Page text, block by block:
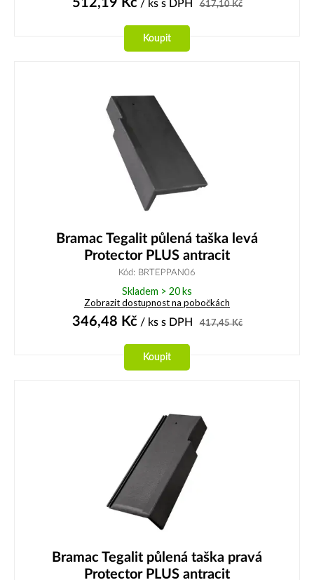
512,19 Kč/ ks s DPH 617,10Kč
Koupit
Bramac Tegalit půlená taška levá
Protector PLUS antracit
Kód: BRTEPPAN06
Skladem > 20 ks
Zobrazit dostupnost na pobočkách
346,48 Kč/ ks s DPH 417,45Kč
Koupit
Bramac Tegalit půlená taška pravá
Protector PLUS antracit